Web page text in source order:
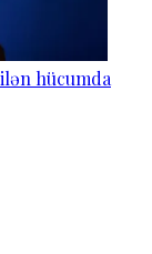
hücumda